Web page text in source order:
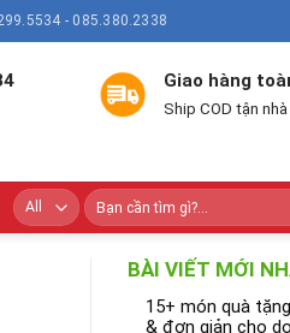
- 085.380.2338
Giao hàng
Ship COD tận nhà
BÀI VIẾT MỚI
15+ món quà
& đơn giản cho